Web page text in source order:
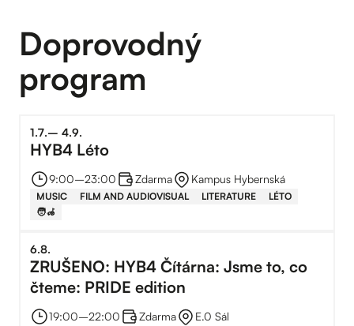
Doprovodný
program
1.7.–⁠ 4.9.
HYB4 Léto
9:00–⁠23:00 Zdarma Kampus Hybernská
MUSIC FILM AND AUDIOVISUAL LITERATURE
LÉTO
🧑‍🦽
6.8.
ZRUŠENO: HYB4 Čítárna: Jsme to, co
čteme: PRIDE edition
19:00–⁠22:00 Zdarma E.0 Sál